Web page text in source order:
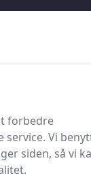
forbedre
service. Vi
siden, så vi